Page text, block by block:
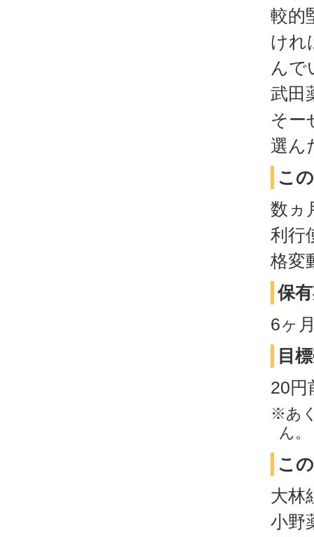
較的
けれ
んで
武田
そー
選ん
こ
数ヵ
利行
格変
保
6ヶ
目
20円
※あ
ん。
こ
大林
小野